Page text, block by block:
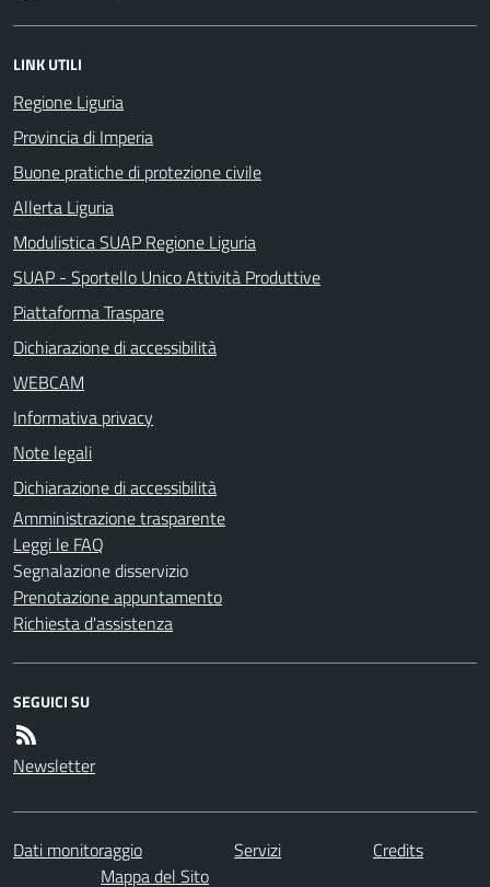
LINK UTILI
Regione Liguria
Provincia di Imperia
Buone pratiche di protezione civile
Allerta Liguria
Modulistica SUAP Regione Liguria
SUAP - Sportello Unico Attività Produttive
Piattaforma Traspare
Dichiarazione di accessibilità
WEBCAM
Informativa privacy
Note legali
Dichiarazione di accessibilità
Amministrazione trasparente
Leggi le FAQ
Segnalazione disservizio
Prenotazione appuntamento
Richiesta d'assistenza
SEGUICI SU
Newsletter
Dati monitoraggio Servizi
Credits
Mappa del Sito